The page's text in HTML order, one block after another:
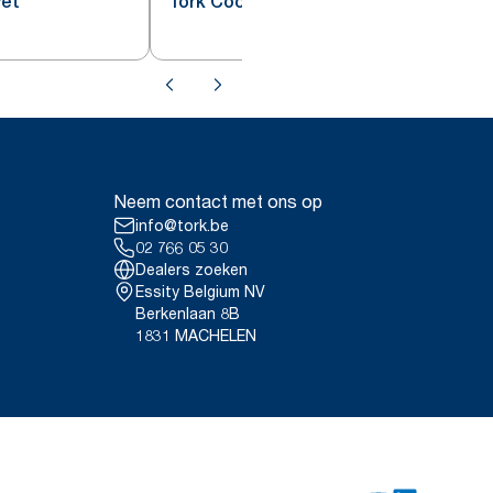
Neem contact met ons op
info@tork.be
02 766 05 30
Dealers zoeken
Essity Belgium NV
Berkenlaan 8B
1831 MACHELEN